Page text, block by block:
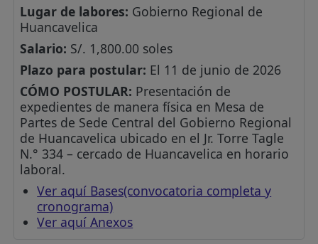
Lugar de labores: Gobierno Regional de
Huancavelica
Salario: S/. 1,800.00 soles
Plazo para postular: El 11 de junio de 2026
CÓMO POSTULAR: Presentación de
expedientes de manera física en Mesa de
Partes de Sede Central del Gobierno Regional
de Huancavelica ubicado en el Jr. Torre Tagle
N.° 334 – cercado de Huancavelica en horario
laboral.
Ver aquí Bases(convocatoria completa y
cronograma)
Ver aquí Anexos